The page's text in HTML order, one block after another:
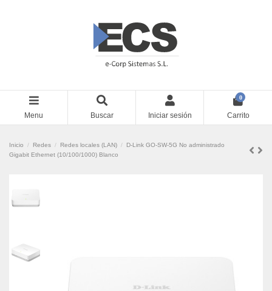
Menu Buscar Iniciar sesión
0
Carrito
Inicio Redes Redes locales (LAN)
D-Link GO-SW-5G No administrado
Gigabit Ethernet (10/100/1000) Blanco